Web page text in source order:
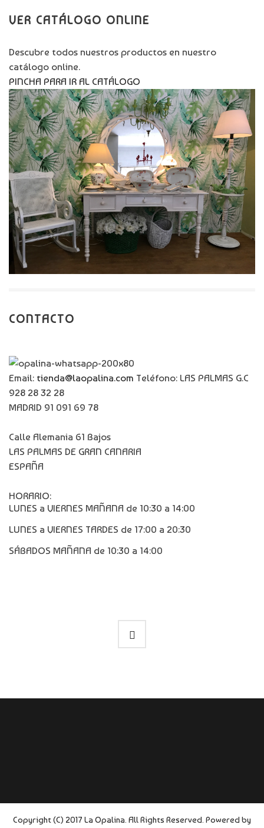
VER CATÁLOGO ONLINE
Descubre todos nuestros productos en nuestro
catálogo online.
PINCHA PARA IR AL CATÁLOGO
CONTACTO
Email: tienda@laopalina.com Teléfono: LAS PALMAS G.C
928 28 32 28
MADRID 91 091 69 78
Calle Alemania 61 Bajos
LAS PALMAS DE GRAN CANARIA
ESPAÑA
HORARIO:
LUNES a VIERNES MAÑANA de 10:30 a 14:00
LUNES a VIERNES TARDES de 17:00 a 20:30
SÁBADOS MAÑANA de 10:30 a 14:00
Copyright (C) 2017 La Opalina. All Rights Reserved. Powered by